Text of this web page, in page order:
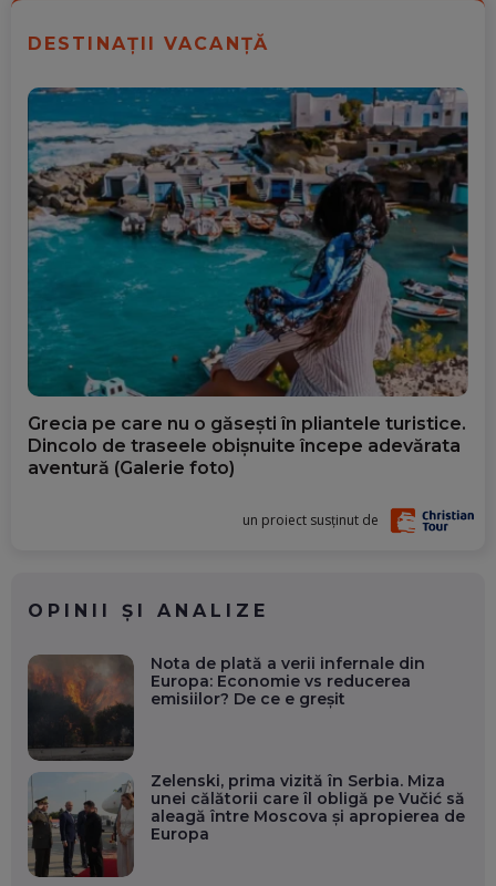
DESTINAȚII VACANȚĂ
Grecia pe care nu o găsești în pliantele turistice.
Dincolo de traseele obișnuite începe adevărata
aventură (Galerie foto)
un proiect susținut de
OPINII ȘI ANALIZE
Nota de plată a verii infernale din
Europa: Economie vs reducerea
emisiilor? De ce e greșit
Zelenski, prima vizită în Serbia. Miza
unei călătorii care îl obligă pe Vučić să
aleagă între Moscova și apropierea de
Europa